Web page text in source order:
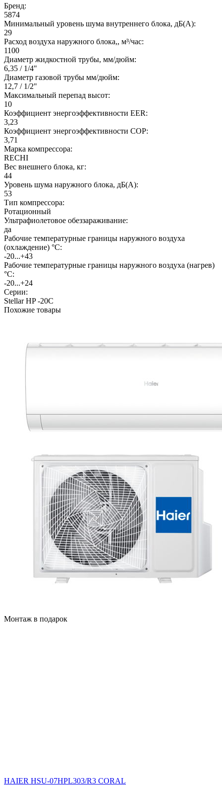
Бренд:
5874
Минимальный уровень шума внутреннего блока, дБ(А):
29
Расход воздуха наружного блока,, м³/час:
1100
Диаметр жидкостной трубы, мм/дюйм:
6,35 / 1/4"
Диаметр газовой трубы мм/дюйм:
12,7 / 1/2"
Максимальный перепад высот:
10
Коэффициент энергоэффективности EER:
3,23
Коэффициент энергоэффективности COP:
3,71
Марка компрессора:
RECHI
Вес внешнего блока, кг:
44
Уровень шума наружного блока, дБ(А):
53
Тип компрессора:
Ротационный
Ультрафиолетовое обеззараживание:
да
Рабочие температурные границы наружного воздуха
(охлаждение) °C:
-20...+43
Рабочие температурные границы наружного воздуха (нагрев)
°C:
-20...+24
Серии:
Stellar HP -20С
Похожие товары
Монтаж в подарок
HAIER HSU-07HPL303/R3 CORAL